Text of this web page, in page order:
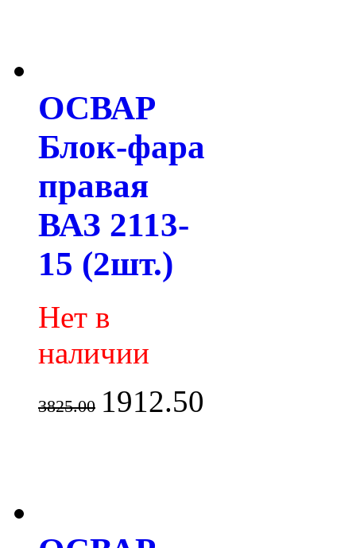
ОСВАР
Блок-фара
правая
ВАЗ 2113-
15 (2шт.)
Нет в
наличии
3825.00 1912.50